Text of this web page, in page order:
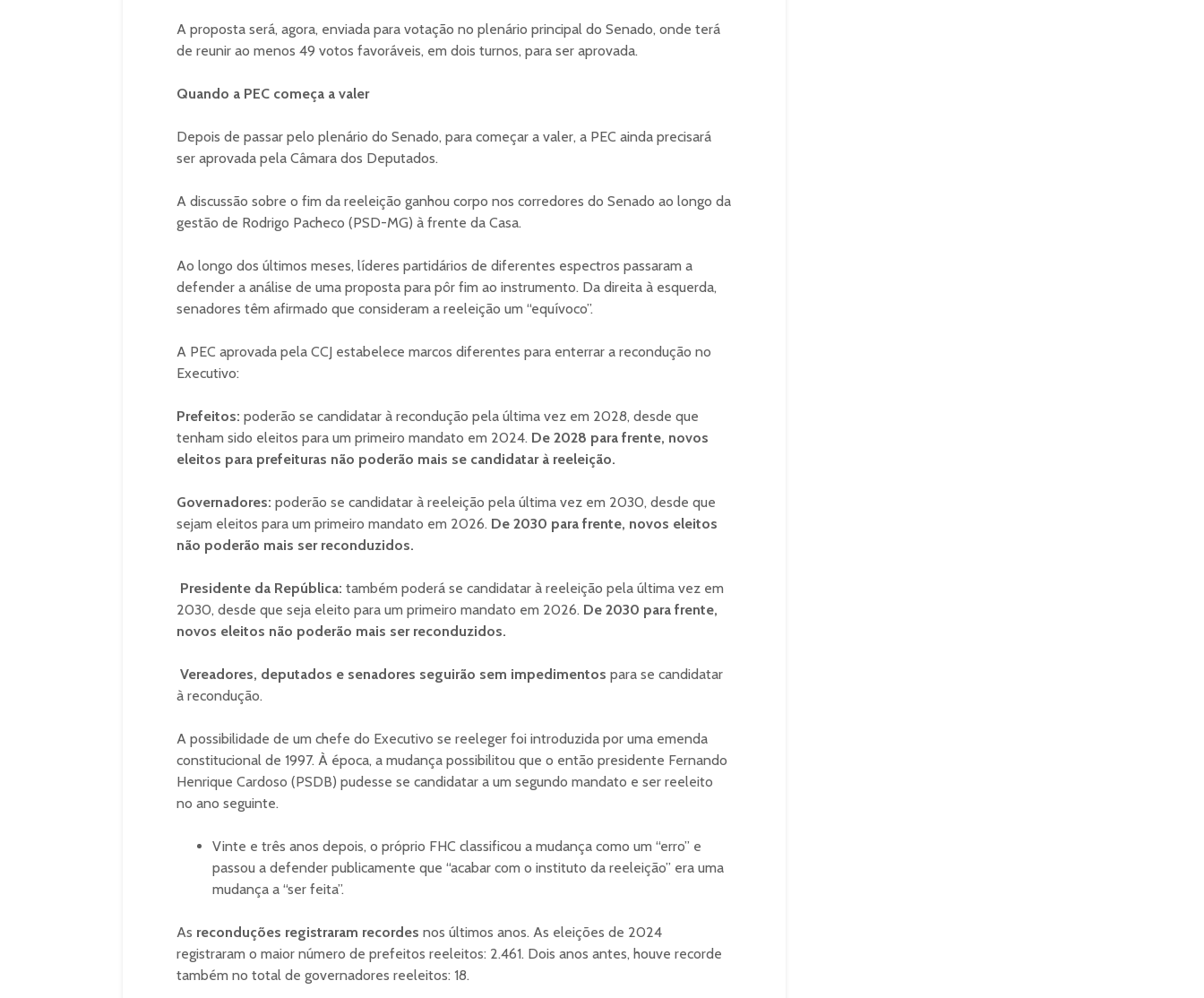
A proposta será, agora, enviada para votação no plenário principal do Senado, onde terá
de reunir ao menos 49 votos favoráveis, em dois turnos, para ser aprovada.
Quando a PEC começa a valer
Depois de passar pelo plenário do Senado, para começar a valer, a PEC ainda precisará
ser aprovada pela Câmara dos Deputados.
A discussão sobre o fim da reeleição ganhou corpo nos corredores do Senado ao longo da
gestão de Rodrigo Pacheco (PSD-MG) à frente da Casa.
Ao longo dos últimos meses, líderes partidários de diferentes espectros passaram a
defender a análise de uma proposta para pôr fim ao instrumento. Da direita à esquerda,
senadores têm afirmado que consideram a reeleição um “equívoco”.
A PEC aprovada pela CCJ estabelece marcos diferentes para enterrar a recondução no
Executivo:
Prefeitos: poderão se candidatar à recondução pela última vez em 2028, desde que
tenham sido eleitos para um primeiro mandato em 2024. De 2028 para frente, novos
eleitos para prefeituras não poderão mais se candidatar à reeleição.
Governadores: poderão se candidatar à reeleição pela última vez em 2030, desde que
sejam eleitos para um primeiro mandato em 2026. De 2030 para frente, novos eleitos
não poderão mais ser reconduzidos.
Presidente da República: também poderá se candidatar à reeleição pela última vez em
2030, desde que seja eleito para um primeiro mandato em 2026. De 2030 para frente,
novos eleitos não poderão mais ser reconduzidos.
Vereadores, deputados e senadores seguirão sem impedimentos para se candidatar
à recondução.
A possibilidade de um chefe do Executivo se reeleger foi introduzida por uma emenda
constitucional de 1997. À época, a mudança possibilitou que o então presidente Fernando
Henrique Cardoso (PSDB) pudesse se candidatar a um segundo mandato e ser reeleito
no ano seguinte.
Vinte e três anos depois, o próprio FHC classificou a mudança como um “erro” e
passou a defender publicamente que “acabar com o instituto da reeleição” era uma
mudança a “ser feita”.
As reconduções registraram recordes nos últimos anos. As eleições de 2024
registraram o maior número de prefeitos reeleitos: 2.461. Dois anos antes, houve recorde
também no total de governadores reeleitos: 18.